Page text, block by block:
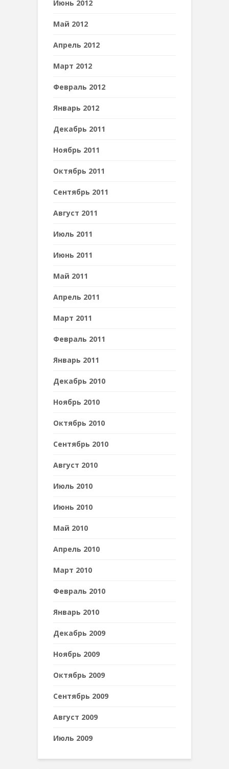
Июнь 2012
Май 2012
Апрель 2012
Март 2012
Февраль 2012
Январь 2012
Декабрь 2011
Ноябрь 2011
Октябрь 2011
Сентябрь 2011
Август 2011
Июль 2011
Июнь 2011
Май 2011
Апрель 2011
Март 2011
Февраль 2011
Январь 2011
Декабрь 2010
Ноябрь 2010
Октябрь 2010
Сентябрь 2010
Август 2010
Июль 2010
Июнь 2010
Май 2010
Апрель 2010
Март 2010
Февраль 2010
Январь 2010
Декабрь 2009
Ноябрь 2009
Октябрь 2009
Сентябрь 2009
Август 2009
Июль 2009